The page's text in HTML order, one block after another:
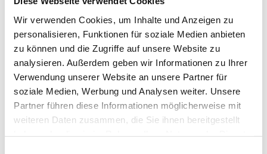
Wir verwenden Cookies, um Inhalte und Anzeigen zu
personalisieren, Funktionen für soziale Medien anbieten
zu können und die Zugriffe auf unsere Website zu
analysieren. Außerdem geben wir Informationen zu Ihrer
Verwendung unserer Website an unsere Partner für
soziale Medien, Werbung und Analysen weiter. Unsere
Partner führen diese Informationen möglicherweise mit
weiteren Daten zusammen, die Sie ihnen bereitgestellt
NEWS
NICHT AMTLICHE SACHVERSTÄNDIGE
Broschüre "Haftungsansprüche
gegen Ingenieurbüros"
Aon klärt auf...
Vorbereitungskurs und
Befähigungsprüfung
Normenpaket
Ausschreibungsplattform
... der Versicherungsblog,
der Ihre Fragen beantwortet.
#01-2024 | BAUKOSTEN STEIGEN -
BERUFSHAFTPFLICHT-VERSICHERUNGSSUMME
PRÜFEN